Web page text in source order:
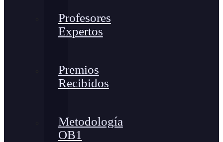
Profesores
Expertos
Premios
Recibidos
Metodología
OB1